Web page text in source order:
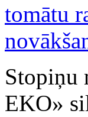
Stopiņu
EKO»